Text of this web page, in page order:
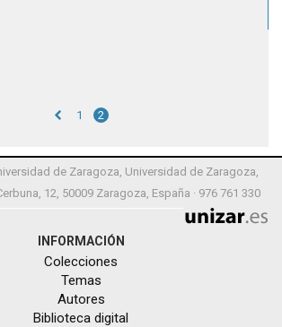
1 2
de Zaragoza, Universidad de Zaragoza,
12, 50009 Zaragoza, España · 976 761 330
INFORMACIÓN
Colecciones
Temas
Autores
Biblioteca digital